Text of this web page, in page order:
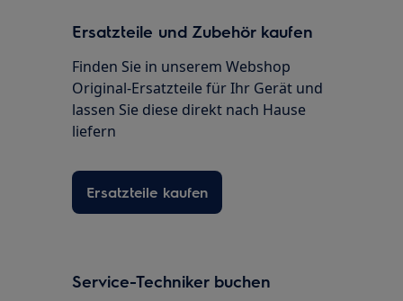
Ersatzteile und Zubehör kaufen
Finden Sie in unserem Webshop
Original-Ersatzteile für Ihr Gerät und
lassen Sie diese direkt nach Hause
liefern
Ersatzteile kaufen
Service-Techniker buchen